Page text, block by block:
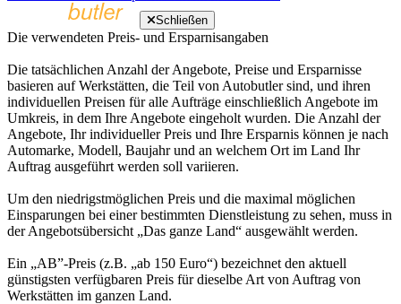
Schließen
Die verwendeten Preis- und Ersparnisangaben
Die tatsächlichen Anzahl der Angebote, Preise und Ersparnisse
basieren auf Werkstätten, die Teil von Autobutler sind, und ihren
individuellen Preisen für alle Aufträge einschließlich Angebote im
Umkreis, in dem Ihre Angebote eingeholt wurden. Die Anzahl der
Angebote, Ihr individueller Preis und Ihre Ersparnis können je nach
Automarke, Modell, Baujahr und an welchem Ort im Land Ihr
Auftrag ausgeführt werden soll variieren.
Um den niedrigstmöglichen Preis und die maximal möglichen
Einsparungen bei einer bestimmten Dienstleistung zu sehen, muss in
der Angebotsübersicht „Das ganze Land“ ausgewählt werden.
Ein „AB”-Preis (z.B. „ab 150 Euro“) bezeichnet den aktuell
günstigsten verfügbaren Preis für dieselbe Art von Auftrag von
Werkstätten im ganzen Land.